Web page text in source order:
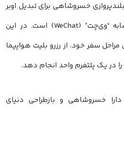
خسروشاهی برای تبدیل اوبر
به یک “سوپر اپلیکیشن” مشابه “وی‌چت” (WeChat) است. در این
مراحل سفر خود، از رزرو بلیت هواپیما
در یک پلتفرم واحد انجام دهد.